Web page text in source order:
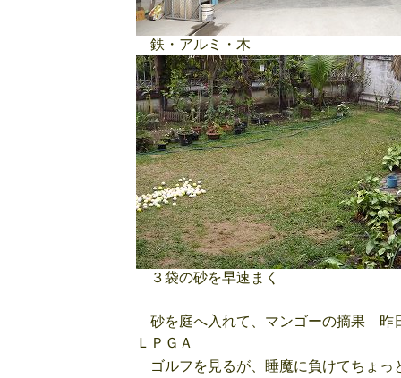
鉄・アルミ・木
３袋の砂を早速まく
砂を庭へ入れて、マンゴーの摘果 昨
ＬＰＧＡ
ゴルフを見るが、睡魔に負けてちょっ